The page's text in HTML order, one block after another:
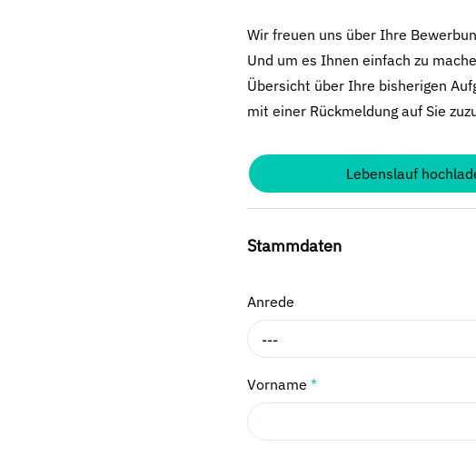
Wir freuen uns über Ihre
Und um es Ihnen einfach zu
Übersicht über Ihre bisherigen
mit einer Rückmeldung auf Sie
Lebenslauf
Stammdaten
Anrede
---
Vorname *